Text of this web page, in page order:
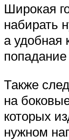
Широкая
набирать
а удобная
Также
на
которых
нужном